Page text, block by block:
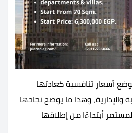
أسعار تنافسية كعادتها
والإدارية، وهذا ما يوضح نجاحها
أبتداءًا من إطلاقها